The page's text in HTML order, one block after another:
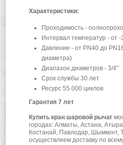
Характеристики:
Проходимость -
Интервал температур - от
Давление - от PN40 до
диаметра)
Диапазон диаметров - 3/4"
Срок службы 30 лет
Ресурс 55 000 циклов
Гарантия 7 лет
Купить кран шаровой рычаг
городах: Алматы, Астана,
Костанай, Павлодар, Шымкент,
осуществляем доставку по